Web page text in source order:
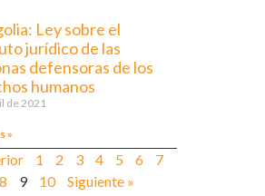
Ley sobre el
jurídico de las
defensoras de los
humanos
de 2021
»
1 2 3 4 5 6
7
8
9 10 Siguiente »